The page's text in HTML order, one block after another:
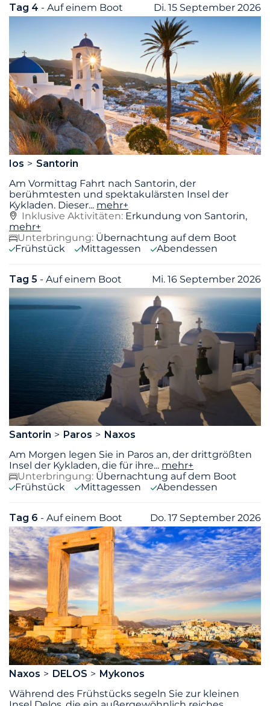
Tag 4 - Auf einem Boot Di. 15 September 2026
Ios
Santorin
Am Vormittag Fahrt nach Santorin, der
berühmtesten und spektakulärsten Insel der
Kykladen. Dieser... mehr+
Inklusive Aktivitäten: Erkundung von Santorin,
mehr+
Unterbringung: Übernachtung auf dem Boot
Frühstück
Mittagessen Abendessen
Tag 5 - Auf einem Boot Mi. 16 September 2026
Santorin Paros
Naxos
Am Morgen legen Sie in Paros an, der drittgrößten
Insel der Kykladen, die für ihre... mehr+
Unterbringung: Übernachtung auf dem Boot
Frühstück
Mittagessen Abendessen
Tag 6 - Auf einem Boot Do. 17 September 2026
Naxos DELOS
Mykonos
Während des Frühstücks segeln Sie zur kleinen